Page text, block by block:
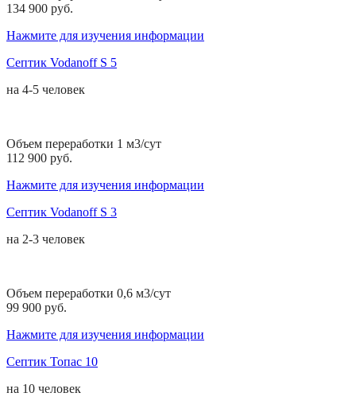
134 900 руб.
Нажмите для изучения информации
Септик Vodanoff S 5
на 4-5 человек
Объем переработки 1 м3/сут
112 900 руб.
Нажмите для изучения информации
Септик Vodanoff S 3
на 2-3 человек
Объем переработки 0,6 м3/сут
99 900 руб.
Нажмите для изучения информации
Септик Топас 10
на 10 человек